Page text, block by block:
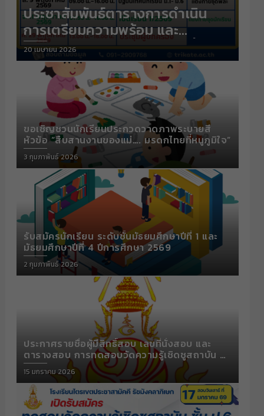
ประชาสัมพันธ์ตารางการดำเนิน
การเตรียมความพร้อม และ
ปฐมนิเทศนักเรียน ภาคเรียนที่
1/2569
Posted
on
20 เมษายน 2026
ขอเชิญชวนนักเรียนประกวดวาดภาพระบายสี
หัวข้อ “สืบสานงานของแม่…. มรดกไทยที่หนูภูมิใจ”
Posted
on
3 กุมภาพันธ์ 2026
รับสมัครนักเรียน ระดับชั้นมัธยมศึกษาปีที่ 1 และ
มัธยมศึกษาปีที่ 4 ปีการศึกษา 2569
Posted
on
2 กุมภาพันธ์ 2026
ประกาศรายชื่อผู้มีสิทธิ์สอบ เลขที่นั่งสอบ และ
ตารางสอบ การทดสอบวัดความรู้เชิดชูสถาบัน ปี
การศึกษา 2568
Posted
on
15 มกราคม 2026